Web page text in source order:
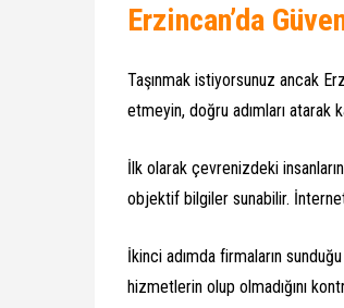
Erzincan’da
Taşınmak istiyorsunuz ancak
etmeyin, doğru adımları atarak
İlk olarak çevrenizdeki
objektif bilgiler sunabilir. İnternet
İkinci adımda firmaların
hizmetlerin olup olmadığını